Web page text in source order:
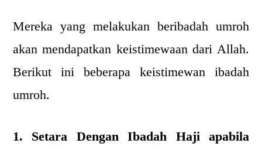
Mereka yang melakukan beribadah umroh
akan mendapatkan keistimewaan dari Allah.
Berikut ini beberapa keistimewan ibadah
umroh.
1. Setara Dengan Ibadah Haji apabila